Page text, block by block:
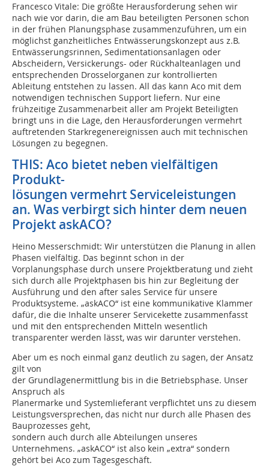
Francesco Vitale: Die größte Herausforderung sehen wir
nach wie vor darin, die am Bau beteiligten Personen schon
in der frühen Planungsphase zusammenzuführen, um ein
möglichst ganzheitliches Entwässerungskonzept aus z.B.
Entwässerungsrinnen, Sedimentationsanlagen oder
Abscheidern, Versickerungs- oder Rückhalteanlagen und
entsprechenden Drosselorganen zur kontrollierten
Ableitung entstehen zu lassen. All das kann Aco mit dem
notwendigen technischen Support liefern. Nur eine
frühzeitige Zusammenarbeit aller am Projekt Beteiligten
bringt uns in die Lage, den Herausforderungen vermehrt
auftretenden Starkregenereignissen auch mit technischen
Lösungen zu begegnen.
THIS: Aco bietet neben vielfältigen
Produkt-
lösungen vermehrt Serviceleistungen
an. Was verbirgt sich hinter dem neuen
Projekt askACO?
Heino Messerschmidt: Wir unterstützen die Planung in allen
Phasen vielfältig. Das beginnt schon in der
Vorplanungsphase durch unsere Projektberatung und zieht
sich durch alle Projektphasen bis hin zur Begleitung der
Ausführung und den after sales Service für unsere
Produktsysteme. „askACO“ ist eine kommunikative Klammer
dafür, die die Inhalte unserer Servicekette zusammenfasst
und mit den entsprechenden Mitteln wesentlich
transparenter werden lässt, was wir darunter verstehen.
Aber um es noch einmal ganz deutlich zu sagen, der Ansatz
gilt von
der Grundlagenermittlung bis in die Betriebsphase. Unser
Anspruch als
Planermarke und Systemlieferant verpflichtet uns zu diesem
Leistungsversprechen, das nicht nur durch alle Phasen des
Bauprozesses geht,
sondern auch durch alle Abteilungen unseres
Unternehmens. „askACO“ ist also kein „extra“ sondern
gehört bei Aco zum Tagesgeschäft.